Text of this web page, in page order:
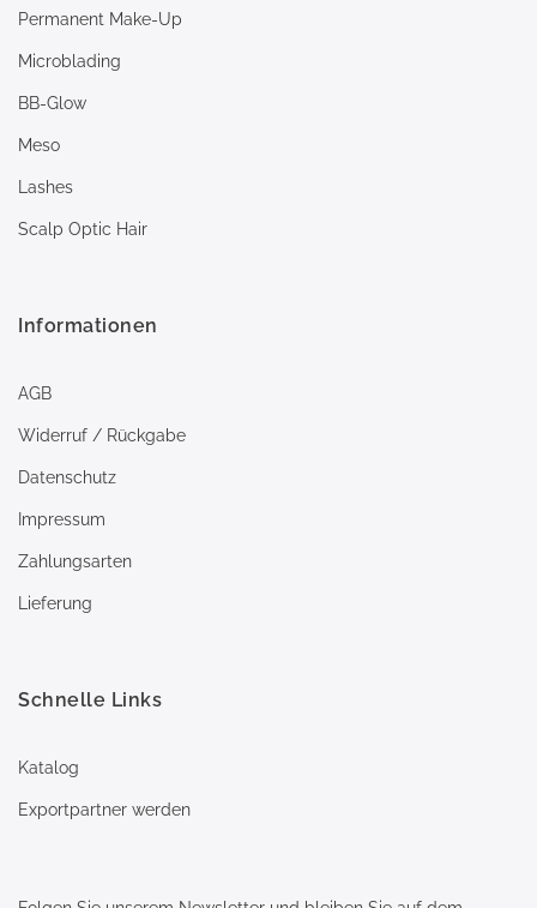
Permanent Make-Up
Microblading
BB-Glow
Meso
Lashes
Scalp Optic Hair
Informationen
AGB
Widerruf / Rückgabe
Datenschutz
Impressum
Zahlungsarten
Lieferung
Schnelle Links
Katalog
Exportpartner werden